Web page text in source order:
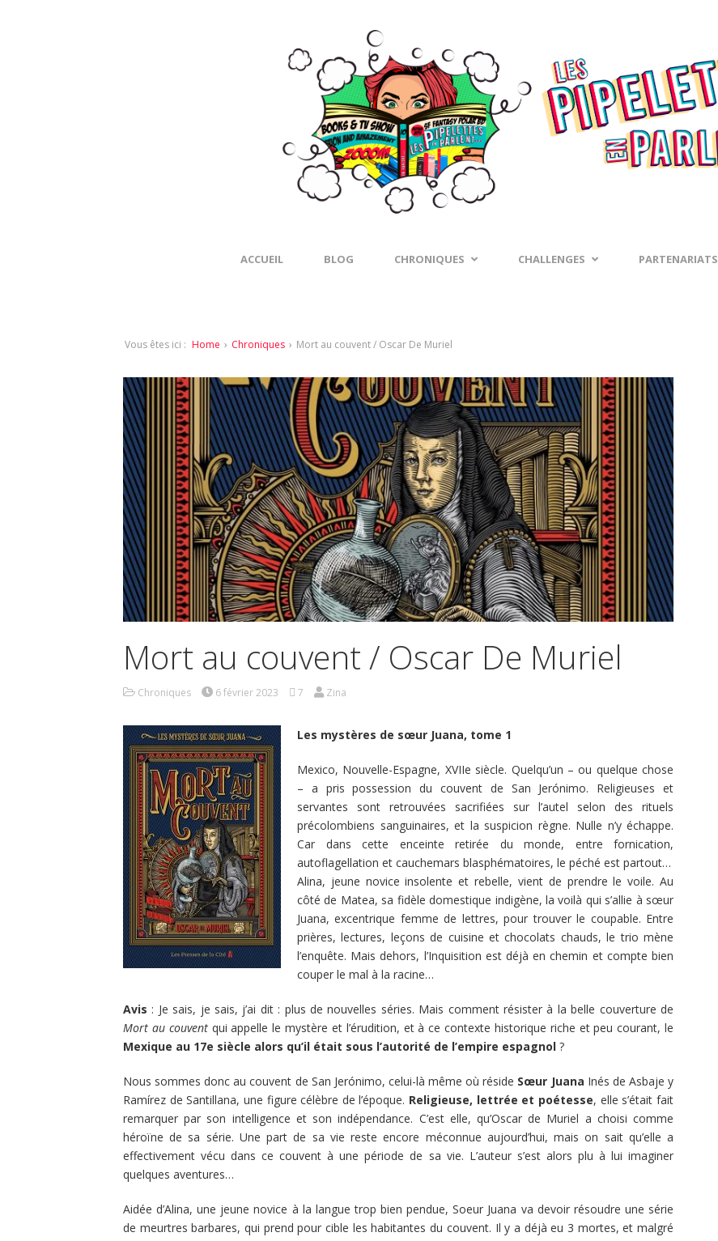
ACCUEIL BLOG CHRONIQUES CHALLENGES PARTENARIATS
Vous êtes ici : Home › Chroniques › Mort au couvent / Oscar De Muriel
Mort au couvent / Oscar De Muriel
Chroniques 6 février 2023 7 Zina
Les mystères de sœur Juana, tome 1
Mexico, Nouvelle-Espagne, XVIIe siècle. Quelqu’un – ou quelque chose
– a pris possession du couvent de San Jerónimo. Religieuses et
servantes sont retrouvées sacrifiées sur l’autel selon des rituels
précolombiens sanguinaires, et la suspicion règne. Nulle n’y échappe.
Car dans cette enceinte retirée du monde, entre fornication,
autoflagellation et cauchemars blasphématoires, le péché est partout…
Alina, jeune novice insolente et rebelle, vient de prendre le voile. Au
côté de Matea, sa fidèle domestique indigène, la voilà qui s’allie à sœur
Juana, excentrique femme de lettres, pour trouver le coupable. Entre
prières, lectures, leçons de cuisine et chocolats chauds, le trio mène
l’enquête. Mais dehors, l’Inquisition est déjà en chemin et compte bien
couper le mal à la racine…
Avis : Je sais, je sais, j’ai dit : plus de nouvelles séries. Mais comment résister à la belle couverture de
Mort au couventqui appelle le mystère et l’érudition, et à ce contexte historique riche et peu courant, le
Mexique au 17e siècle alors qu’il était sous l’autorité de l’empire espagnol ?
Nous sommes donc au couvent de San Jerónimo, celui-là même où réside Sœur Juana Inés de Asbaje y
Ramírez de Santillana, une figure célèbre de l’époque. Religieuse, lettrée et poétesse, elle s’était fait
remarquer par son intelligence et son indépendance. C’est elle, qu’Oscar de Muriel a choisi comme
héroïne de sa série. Une part de sa vie reste encore méconnue aujourd’hui, mais on sait qu’elle a
effectivement vécu dans ce couvent à une période de sa vie. L’auteur s’est alors plu à lui imaginer
quelques aventures…
Aidée d’Alina, une jeune novice à la langue trop bien pendue, Soeur Juana va devoir résoudre une série
de meurtres barbares, qui prend pour cible les habitantes du couvent. Il y a déjà eu 3 mortes, et malgré